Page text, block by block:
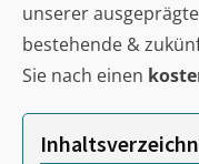
unserer
bestehende &
Sie nach einen